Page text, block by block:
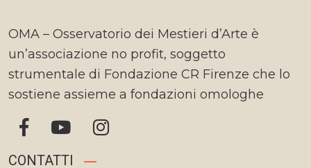
OMA – Osservatorio dei Mestieri d’Arte è
un’associazione no profit, soggetto
strumentale di Fondazione CR Firenze che lo
sostiene assieme a fondazioni omologhe
CONTATTI